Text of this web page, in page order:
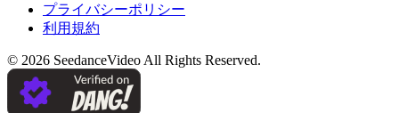
プライバシーポリシー
利用規約
© 2026 SeedanceVideo All Rights Reserved.